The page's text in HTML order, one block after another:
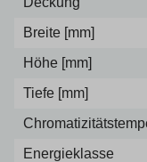
Breite [mm]
Höhe [mm]
Tiefe [mm]
Energieklasse